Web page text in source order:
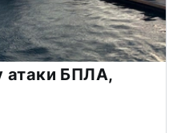
атаки БПЛА,